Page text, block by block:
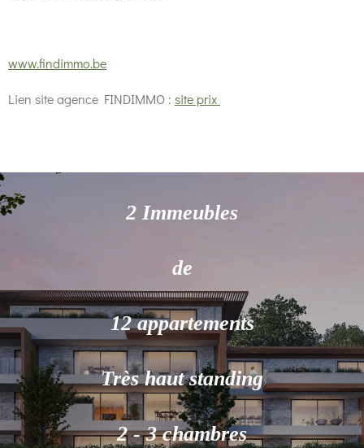
www.findimmo.be
Lien site agence FINDIMMO : site prix
2 Immeubles
de
12 appartements
Très haut standing
2 - 3 chambres